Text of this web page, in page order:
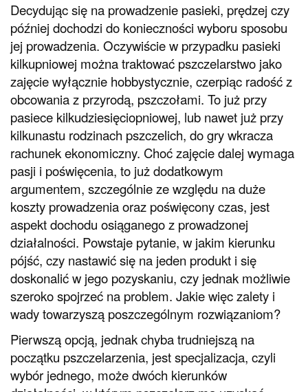
Decydując się na prowadzenie pasieki, prędzej czy
później dochodzi do konieczności wyboru sposobu
jej prowadzenia. Oczywiście w przypadku pasieki
kilkupniowej można traktować pszczelarstwo jako
zajęcie wyłącznie hobbystycznie, czerpiąc radość z
obcowania z przyrodą, pszczołami. To już przy
pasiece kilkudziesięciopniowej, lub nawet już przy
kilkunastu rodzinach pszczelich, do gry wkracza
rachunek ekonomiczny. Choć zajęcie dalej wymaga
pasji i poświęcenia, to już dodatkowym
argumentem, szczególnie ze względu na duże
koszty prowadzenia oraz poświęcony czas, jest
aspekt dochodu osiąganego z prowadzonej
działalności. Powstaje pytanie, w jakim kierunku
pójść, czy nastawić się na jeden produkt i się
doskonalić w jego pozyskaniu, czy jednak możliwie
szeroko spojrzeć na problem. Jakie więc zalety i
wady towarzyszą poszczególnym rozwiązaniom?
Pierwszą opcją, jednak chyba trudniejszą na
początku pszczelarzenia, jest specjalizacja, czyli
wybór jednego, może dwóch kierunków